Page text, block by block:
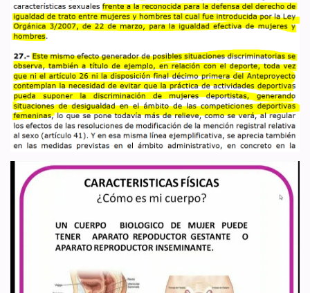
La Vicepresidencia y Conselleria de Igualdad y Políticas Inclusivas
de la Generalitat Valenciana ha abierto periodo de audiencia pública
para aportar alegaciones a su “Anteproyecto…
El CGPJ ha informado un texto
que no está disponible para la
ciudadanía. ¿Por qué no es
público?
WDI España 27 de junio de 2022